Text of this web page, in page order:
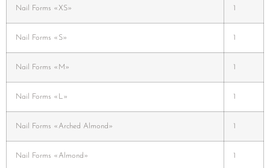
Nail Forms «XS»
Nail Forms «S»
Nail Forms «M»
Nail Forms «L»
Nail Forms «Arched Almond»
Nail Forms «Almond»